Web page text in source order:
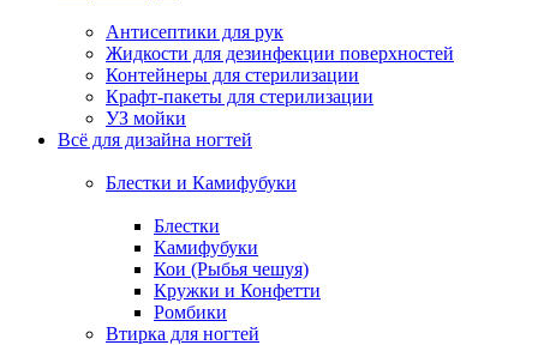
Антисептики для рук
Жидкости для дезинфекции поверхностей
Контейнеры для стерилизации
Крафт-пакеты для стерилизации
УЗ мойки
Всё для дизайна ногтей
Блестки и Камифубуки
Блестки
Камифубуки
Кои (Рыбья чешуя)
Кружки и Конфетти
Ромбики
Втирка для ногтей